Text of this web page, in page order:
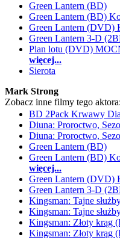
Green Lantern (BD)
Green Lantern (BD)
Green Lantern (DVD)
Green Lantern 3-D
Plan lotu (DVD)
więcej...
Sierota
Mark Strong
Zobacz inne filmy tego aktora:
BD 2Pack Krwawy
Diuna: Proroctwo,
Diuna: Proroctwo,
Green Lantern (BD)
Green Lantern (BD)
więcej...
Green Lantern (DVD)
Green Lantern 3-D
Kingsman: Tajne
Kingsman: Tajne
Kingsman: Złoty krąg
Kingsman: Złoty krąg